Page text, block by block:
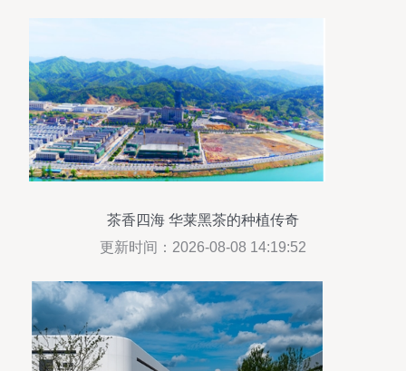
茶香四海 华莱黑茶的种植传奇
更新时间：2026-08-08 14:19:52